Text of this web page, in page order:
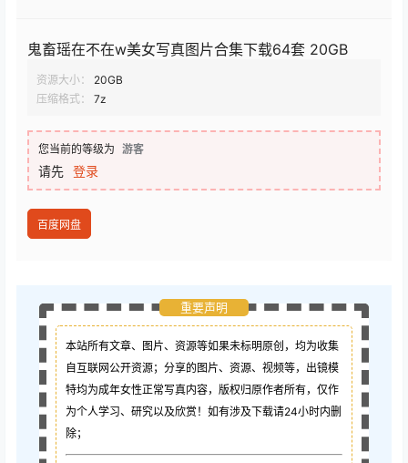
鬼畜瑶在不在w美女写真图片合集下载64套 20GB
资源大小：
20GB
压缩格式：
7z
您当前的等级为 游客
请先 登录
百度网盘
重要声明
本站所有文章、图片、资源等如果未标明原创，均为收集
自互联网公开资源； 分享的图片、资源、视频等，出镜模
特均为成年女性正常写真内容，版权归原作者所有，仅作
为个人学习、研究以及欣赏！如有涉及下载请24小时内删
除；